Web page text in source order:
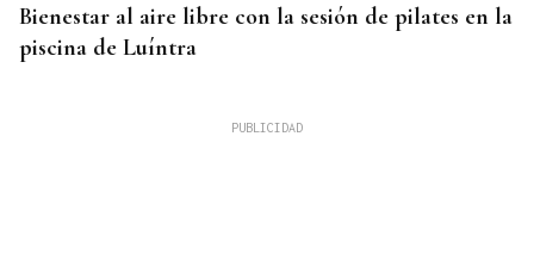
Bienestar al aire libre con la sesión de pilates en la
piscina de Luíntra